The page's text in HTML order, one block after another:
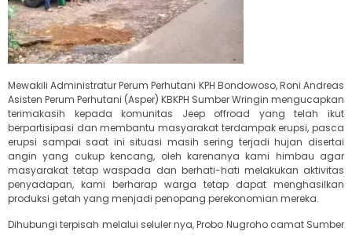
Mewakili Administratur Perum Perhutani KPH Bondowoso, Roni Andreas
Asisten Perum Perhutani (Asper) KBKPH Sumber Wringin mengucapkan
terimakasih kepada komunitas Jeep offroad yang telah ikut
berpartisipasi dan membantu masyarakat terdampak erupsi, pasca
erupsi sampai saat ini situasi masih sering terjadi hujan disertai
angin yang cukup kencang, oleh karenanya kami himbau agar
masyarakat tetap waspada dan berhati-hati melakukan aktivitas
penyadapan, kami berharap warga tetap dapat menghasilkan
produksi getah yang menjadi penopang perekonomian mereka.
Dihubungi terpisah melalui seluler nya, Probo Nugroho camat Sumber